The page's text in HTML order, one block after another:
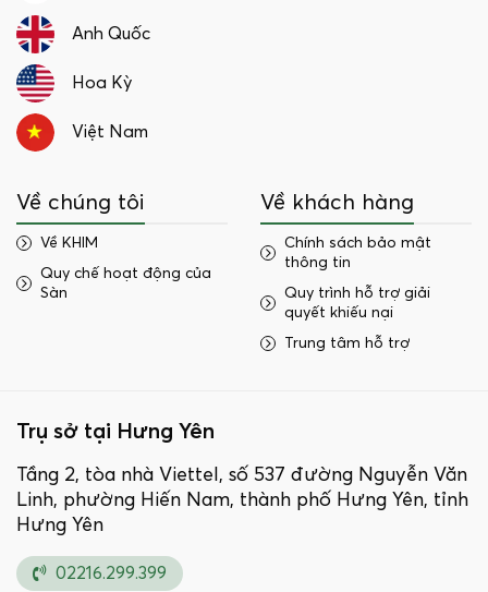
Anh Quốc
Hoa Kỳ
Việt Nam
Về chúng tôi
Về KHIM
Quy chế hoạt động của
Sàn
Về khách hàng
Chính sách bảo mật
thông tin
Quy trình hỗ trợ giải
quyết khiếu nại
Trung tâm hỗ trợ
Trụ sở tại Hưng Yên
Tầng 2, tòa nhà Viettel, số 537 đường Nguyễn Văn
Linh, phường Hiến Nam, thành phố Hưng Yên, tỉnh
Hưng Yên
02216.299.399